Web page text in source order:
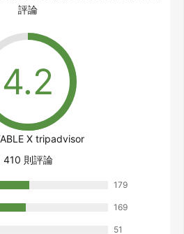
評論
410 則評論
179
169
51